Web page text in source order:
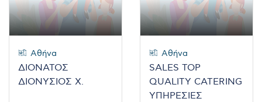
Αθήνα
ΔΙΟΝΑΤΟΣ
ΔΙΟΝΥΣΙΟΣ Χ.
Αθήνα
SALES TOP
QUALITY CATERING
ΥΠΗΡΕΣΙΕΣ